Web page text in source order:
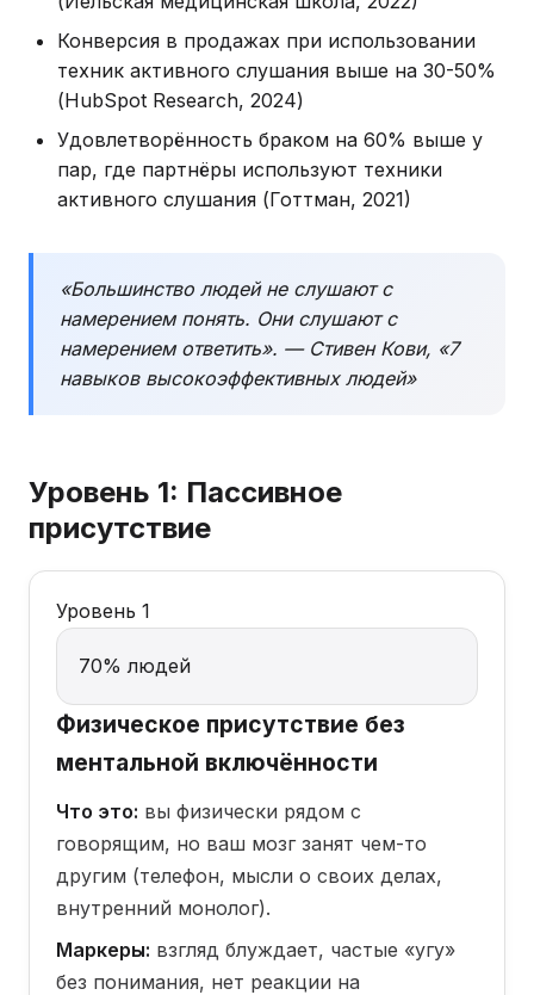
Конверсия в продажах при использовании
техник активного слушания выше на 30-50%
(HubSpot Research, 2024)
Удовлетворённость браком на 60% выше у
пар, где партнёры используют техники
активного слушания (Готтман, 2021)
«Большинство людей не слушают с
намерением понять. Они слушают с
намерением ответить». — Стивен Кови, «7
навыков высокоэффективных людей»
Уровень 1: Пассивное
присутствие
Уровень 1
70% людей
Физическое присутствие без
ментальной включённости
Что это: вы физически рядом с
говорящим, но ваш мозг занят чем-то
другим (телефон, мысли о своих делах,
внутренний монолог).
Маркеры: взгляд блуждает, частые «угу»
без понимания, нет реакции на